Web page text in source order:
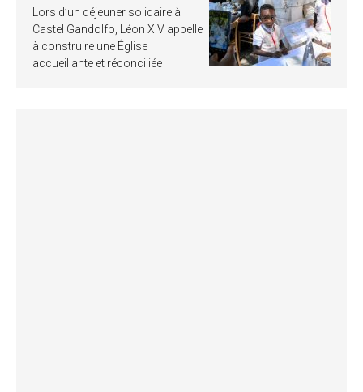
Lors d’un déjeuner solidaire à
Castel Gandolfo, Léon XIV appelle
à construire une Église
accueillante et réconciliée